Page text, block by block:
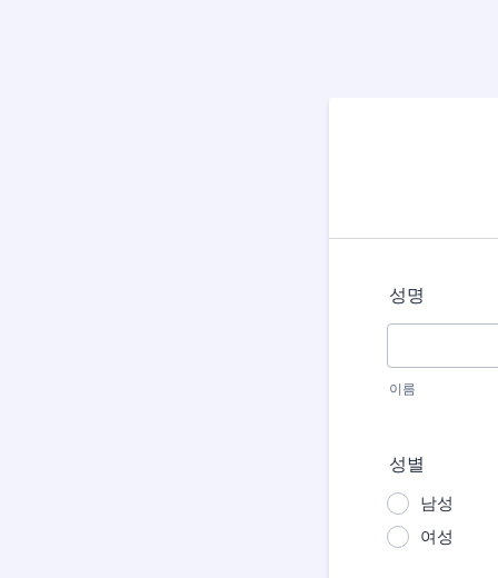
성명
이름
성별
남성
여성